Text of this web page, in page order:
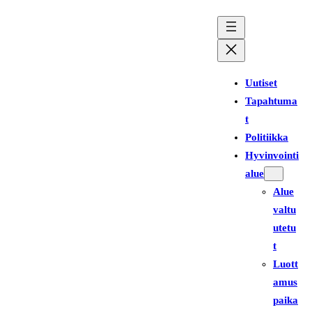
Uutiset
Tapahtuma
t
Politiikka
Hyvinvointi
alue
Alue
valtu
utetu
t
Luott
amus
paika